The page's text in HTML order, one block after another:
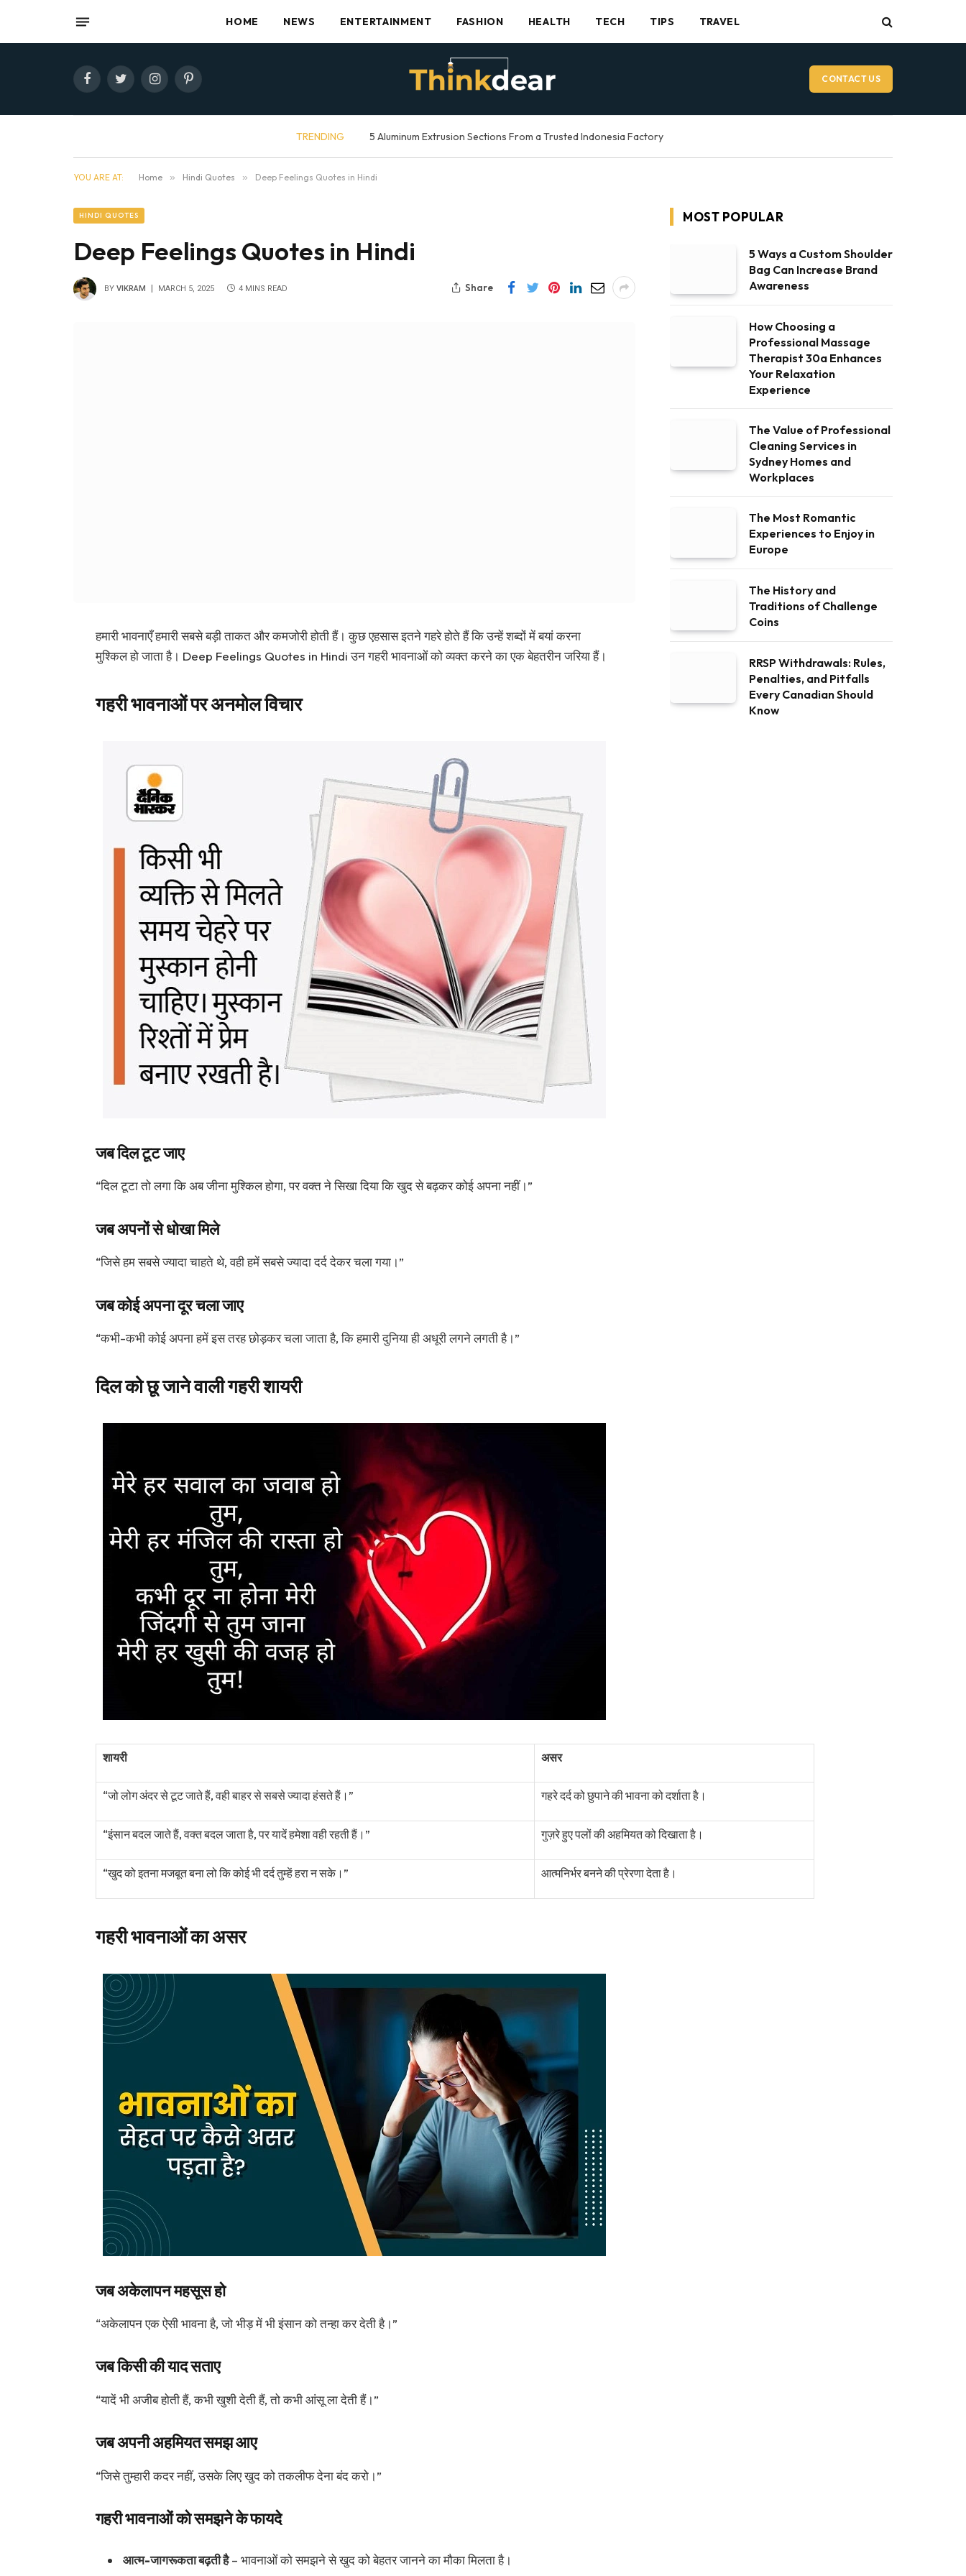
HOME NEWS ENTERTAINMENT FASHION HEALTH TECH TIPS TRAVEL
FacebookTwitterInstagramPinterest CONTACT US
TRENDING 5 Aluminum Extrusion Sections From a Trusted Indonesia Factory
YOU ARE AT: Home » Hindi Quotes » Deep Feelings Quotes in Hindi
HINDI QUOTES
Deep Feelings Quotes in Hindi
BY VIKRAM MARCH 5, 2025 4 MINS READ Share
हमारी भावनाएँ हमारी सबसे बड़ी ताकत और कमजोरी होती हैं। कुछ एहसास इतने गहरे होते हैं कि उन्हें शब्दों में बयां करना
मुश्किल हो जाता है। Deep Feelings Quotes in Hindi उन गहरी भावनाओं को व्यक्त करने का एक बेहतरीन जरिया हैं।
गहरी भावनाओं पर अनमोल विचार
जब दिल टूट जाए
“दिल टूटा तो लगा कि अब जीना मुश्किल होगा, पर वक्त ने सिखा दिया कि खुद से बढ़कर कोई अपना नहीं।”
जब अपनों से धोखा मिले
“जिसे हम सबसे ज्यादा चाहते थे, वही हमें सबसे ज्यादा दर्द देकर चला गया।”
जब कोई अपना दूर चला जाए
“कभी-कभी कोई अपना हमें इस तरह छोड़कर चला जाता है, कि हमारी दुनिया ही अधूरी लगने लगती है।”
दिल को छू जाने वाली गहरी शायरी
शायरी असर
“जो लोग अंदर से टूट जाते हैं, वही बाहर से सबसे ज्यादा हंसते हैं।” गहरे दर्द को छुपाने की भावना को दर्शाता है।
“इंसान बदल जाते हैं, वक्त बदल जाता है, पर यादें हमेशा वही रहती हैं।” गुज़रे हुए पलों की अहमियत को दिखाता है।
“खुद को इतना मजबूत बना लो कि कोई भी दर्द तुम्हें हरा न सके।” आत्मनिर्भर बनने की प्रेरणा देता है।
गहरी भावनाओं का असर
जब अकेलापन महसूस हो
“अकेलापन एक ऐसी भावना है, जो भीड़ में भी इंसान को तन्हा कर देती है।”
जब किसी की याद सताए
“यादें भी अजीब होती हैं, कभी खुशी देती हैं, तो कभी आंसू ला देती हैं।”
जब अपनी अहमियत समझ आए
“जिसे तुम्हारी कदर नहीं, उसके लिए खुद को तकलीफ देना बंद करो।”
गहरी भावनाओं को समझने के फायदे
आत्म-जागरूकता बढ़ती है– भावनाओं को समझने से खुद को बेहतर जानने का मौका मिलता है।
MOST POPULAR
5 Ways a Custom Shoulder
Bag Can Increase Brand
Awareness
How Choosing a
Professional Massage
Therapist 30a Enhances
Your Relaxation
Experience
The Value of Professional
Cleaning Services in
Sydney Homes and
Workplaces
The Most Romantic
Experiences to Enjoy in
Europe
The History and
Traditions of Challenge
Coins
RRSP Withdrawals: Rules,
Penalties, and Pitfalls
Every Canadian Should
Know